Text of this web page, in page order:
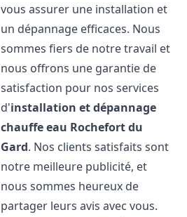
vous assurer une installation et
un dépannage efficaces. Nous
sommes fiers de notre travail et
nous offrons une garantie de
satisfaction pour nos services
d'installation et dépannage
chauffe eau Rochefort du
Gard. Nos clients satisfaits sont
notre meilleure publicité, et
nous sommes heureux de
partager leurs avis avec vous.